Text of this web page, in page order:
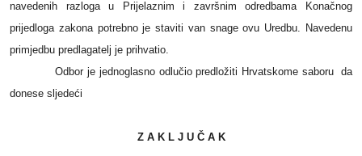
navedenih razloga u Prijelaznim i završnim odredbama Konačnog
prijedloga zakona potrebno je staviti van snage ovu Uredbu. Navedenu
primjedbu predlagatelj je prihvatio.
Odbor je jednoglasno odlučio predložiti Hrvatskome saboru
da
donese sljedeći
Z A K L J U Č A K